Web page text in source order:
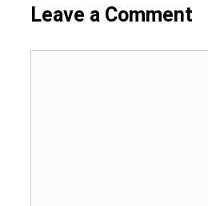
Leave a Comment